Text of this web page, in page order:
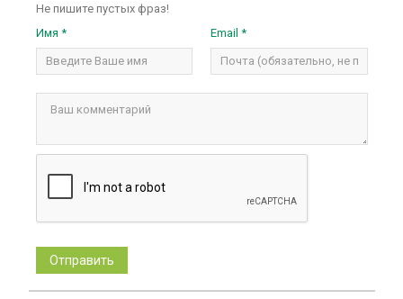
Не пишите пустых фраз!
Имя *
Email *